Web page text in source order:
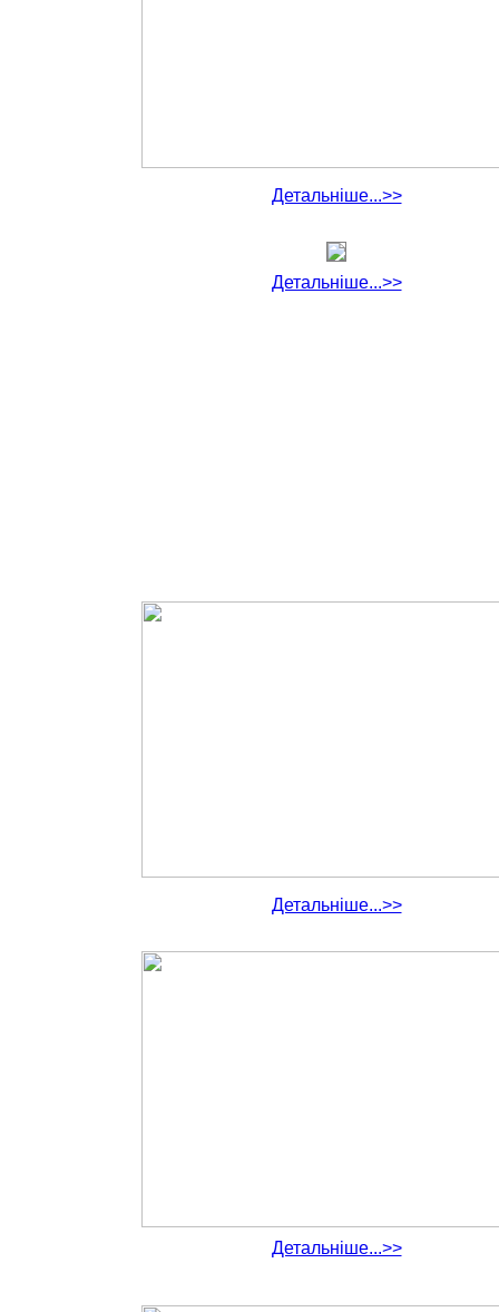
Детальніше...>>
Детальніше...>>
Детальніше...>>
Детальніше...>>